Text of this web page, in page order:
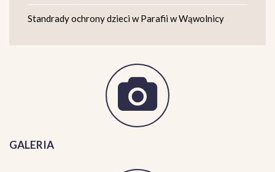
Standrady ochrony dzieci w Parafii w Wąwolnicy
GALERIA